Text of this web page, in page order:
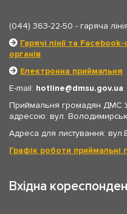
(044) 363-22-50 - гаряча
Гарячі лінії та
органів
Електронна приймальня
E-mail: hotline
dmsu.gov.ua
Приймальня громадян ДМС
адресою: вул.
Адреса для листування:
Графік роботи приймальні
Вхідна